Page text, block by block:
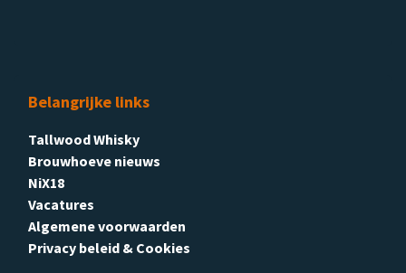
Belangrijke links
Tallwood Whisky
Brouwhoeve nieuws
NiX18
Vacatures
Algemene voorwaarden
Privacy beleid & Cookies